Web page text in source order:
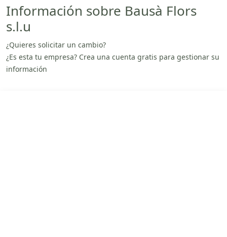
Información sobre Bausà Flors
s.l.u
¿Quieres solicitar un cambio?
¿Es esta tu empresa? Crea una cuenta gratis para gestionar su
información